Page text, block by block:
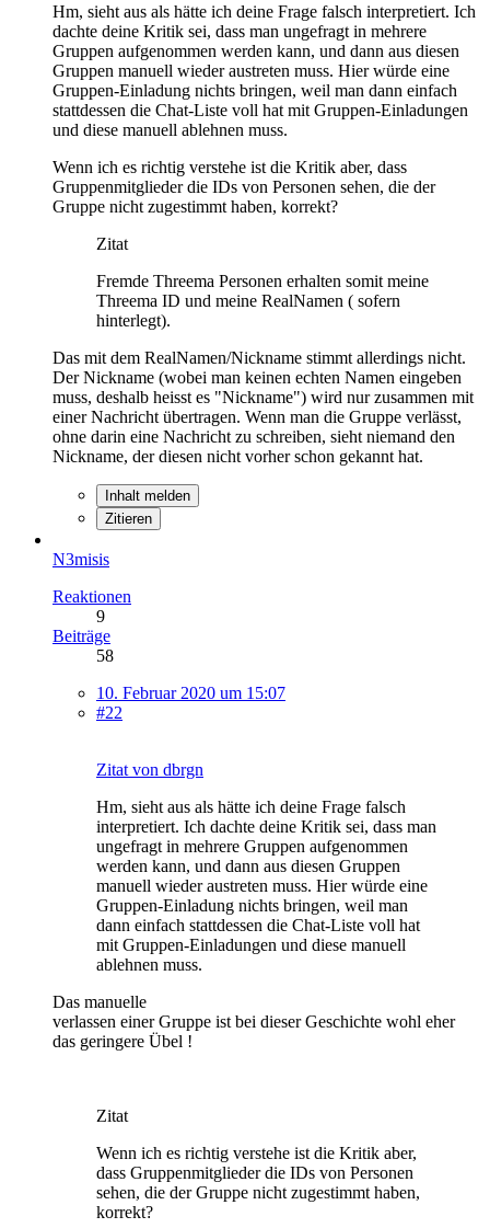
Hm, sieht aus als hätte ich deine Frage falsch interpretiert. Ich
dachte deine Kritik sei, dass man ungefragt in mehrere
Gruppen aufgenommen werden kann, und dann aus diesen
Gruppen manuell wieder austreten muss. Hier würde eine
Gruppen-Einladung nichts bringen, weil man dann einfach
stattdessen die Chat-Liste voll hat mit Gruppen-Einladungen
und diese manuell ablehnen muss.
Wenn ich es richtig verstehe ist die Kritik aber, dass
Gruppenmitglieder die IDs von Personen sehen, die der
Gruppe nicht zugestimmt haben, korrekt?
Zitat
Fremde Threema Personen erhalten somit meine
Threema ID und meine RealNamen ( sofern
hinterlegt).
Das mit dem RealNamen/Nickname stimmt allerdings nicht.
Der Nickname (wobei man keinen echten Namen eingeben
muss, deshalb heisst es "Nickname") wird nur zusammen mit
einer Nachricht übertragen. Wenn man die Gruppe verlässt,
ohne darin eine Nachricht zu schreiben, sieht niemand den
Nickname, der diesen nicht vorher schon gekannt hat.
Inhalt melden
Zitieren
N3misis
Reaktionen
9
Beiträge
58
10. Februar 2020 um 15:07
#22
Zitat von dbrgn
Hm, sieht aus als hätte ich deine Frage falsch
interpretiert. Ich dachte deine Kritik sei, dass man
ungefragt in mehrere Gruppen aufgenommen
werden kann, und dann aus diesen Gruppen
manuell wieder austreten muss. Hier würde eine
Gruppen-Einladung nichts bringen, weil man
dann einfach stattdessen die Chat-Liste voll hat
mit Gruppen-Einladungen und diese manuell
ablehnen muss.
Das manuelle
verlassen einer Gruppe ist bei dieser Geschichte wohl eher
das geringere Übel !
Zitat
Wenn ich es richtig verstehe ist die Kritik aber,
dass Gruppenmitglieder die IDs von Personen
sehen, die der Gruppe nicht zugestimmt haben,
korrekt?